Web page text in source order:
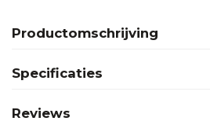
Productomschrijving
Specificaties
Reviews